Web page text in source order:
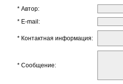
* Автор:
* E-mail:
* Контактная информация:
* Сообщение: